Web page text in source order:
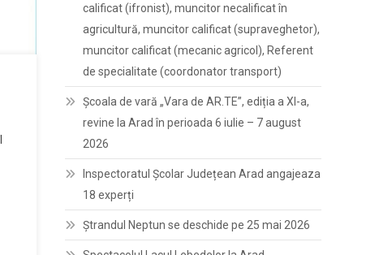
calificat (ifronist), muncitor necalificat în
agricultură, muncitor calificat (supraveghetor),
muncitor calificat (mecanic agricol), Referent
de specialitate (coordonator transport)
Școala de vară „Vara de AR.TE”, ediția a XI-a,
revine la Arad în perioada 6 iulie – 7 august
2026
Inspectoratul Școlar Județean Arad angajeaza
18 experți
Ștrandul Neptun se deschide pe 25 mai 2026